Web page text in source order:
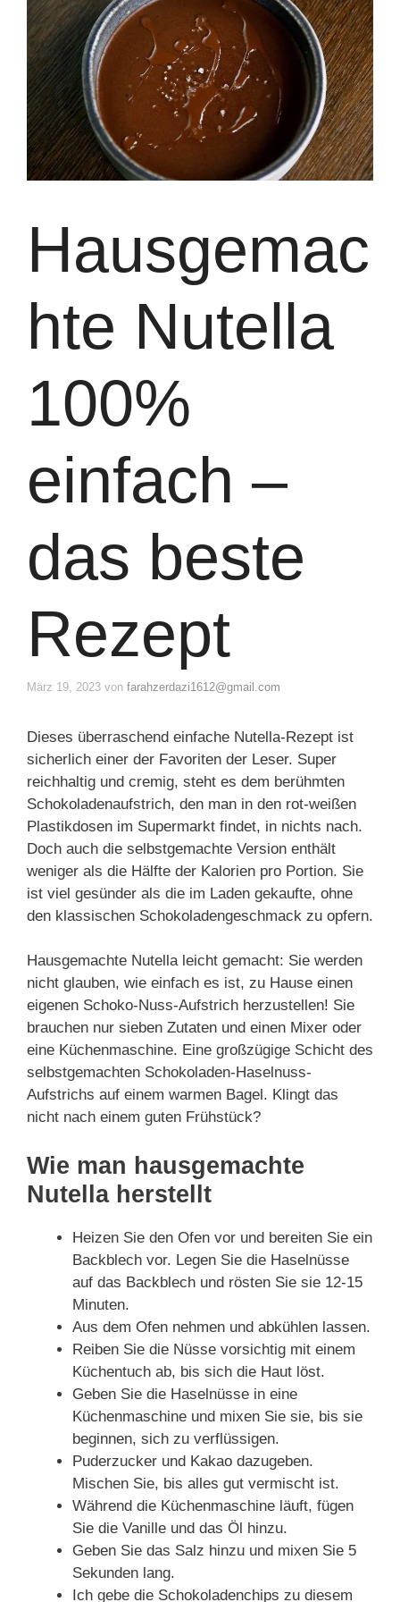
Hausgemac
hte Nutella
100%
einfach –
das beste
Rezept
März 19, 2023 von farahzerdazi1612@gmail.com
Dieses überraschend einfache Nutella-Rezept ist
sicherlich einer der Favoriten der Leser. Super
reichhaltig und cremig, steht es dem berühmten
Schokoladenaufstrich, den man in den rot-weißen
Plastikdosen im Supermarkt findet, in nichts nach.
Doch auch die selbstgemachte Version enthält
weniger als die Hälfte der Kalorien pro Portion. Sie
ist viel gesünder als die im Laden gekaufte, ohne
den klassischen Schokoladengeschmack zu opfern.
Hausgemachte Nutella leicht gemacht: Sie werden
nicht glauben, wie einfach es ist, zu Hause einen
eigenen Schoko-Nuss-Aufstrich herzustellen! Sie
brauchen nur sieben Zutaten und einen Mixer oder
eine Küchenmaschine. Eine großzügige Schicht des
selbstgemachten Schokoladen-Haselnuss-
Aufstrichs auf einem warmen Bagel. Klingt das
nicht nach einem guten Frühstück?
Wie man hausgemachte
Nutella herstellt
Heizen Sie den Ofen vor und bereiten Sie ein
Backblech vor. Legen Sie die Haselnüsse
auf das Backblech und rösten Sie sie 12-15
Minuten.
Aus dem Ofen nehmen und abkühlen lassen.
Reiben Sie die Nüsse vorsichtig mit einem
Küchentuch ab, bis sich die Haut löst.
Geben Sie die Haselnüsse in eine
Küchenmaschine und mixen Sie sie, bis sie
beginnen, sich zu verflüssigen.
Puderzucker und Kakao dazugeben.
Mischen Sie, bis alles gut vermischt ist.
Während die Küchenmaschine läuft, fügen
Sie die Vanille und das Öl hinzu.
Geben Sie das Salz hinzu und mixen Sie 5
Sekunden lang.
Ich gebe die Schokoladenchips zu diesem